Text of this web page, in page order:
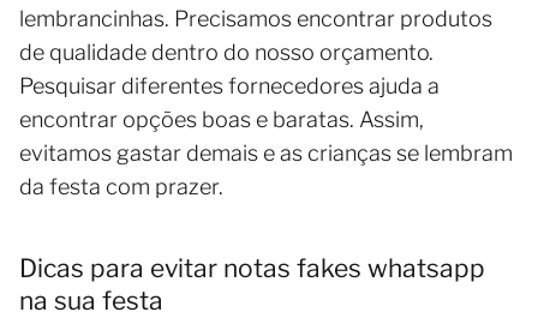
lembrancinhas. Precisamos encontrar produtos
de qualidade dentro do nosso orçamento.
Pesquisar diferentes fornecedores ajuda a
encontrar opções boas e baratas. Assim,
evitamos gastar demais e as crianças se lembram
da festa com prazer.
Dicas para evitar notas fakes whatsapp
na sua festa